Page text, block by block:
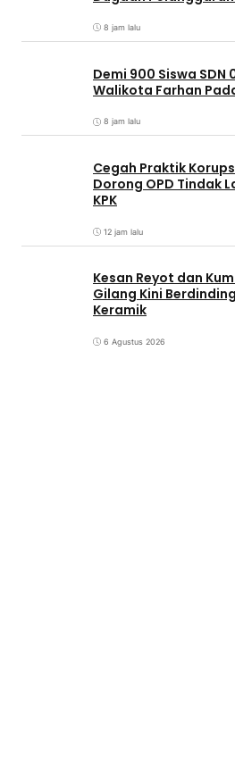
8 jam lalu
Demi 900 Siswa SDN
Walikota Farhan
8 jam lalu
Cegah Praktik
Dorong OPD Tindak
KPK
12 jam lalu
Kesan Reyot dan
Gilang Kini
Keramik
6 Agustus 2026